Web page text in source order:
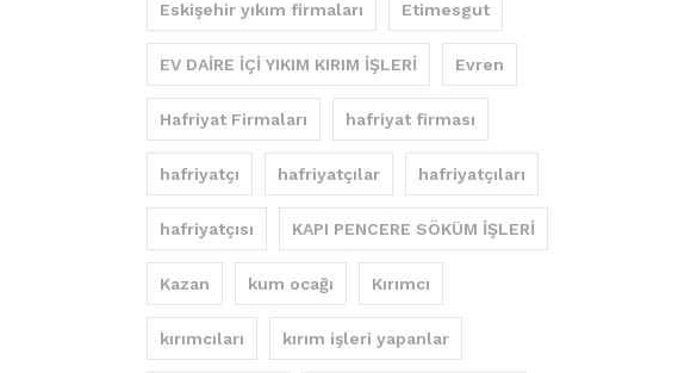
Eskişehir yıkım firmaları Etimesgut
EV DAİRE İÇİ YIKIM KIRIM İŞLERİ Evren
Hafriyat Firmaları hafriyat firması
hafriyatçı hafriyatçılar hafriyatçıları
hafriyatçısı KAPI PENCERE SÖKÜM İŞLERİ
Kazan kum ocağı Kırımcı
kırımcıları kırım işleri yapanlar